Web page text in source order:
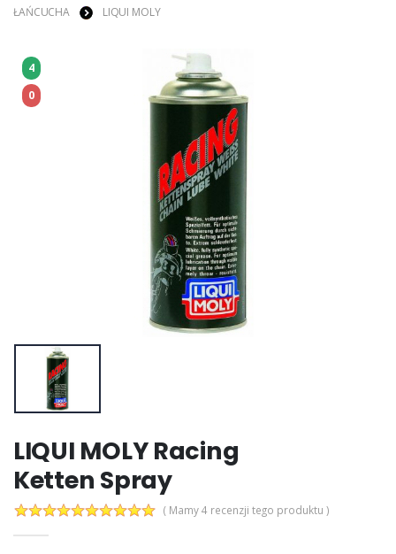
ŁAŃCUCHA
LIQUI MOLY
4
0
LIQUI MOLY Racing
Ketten Spray
( Mamy 4 recenzji tego produktu )